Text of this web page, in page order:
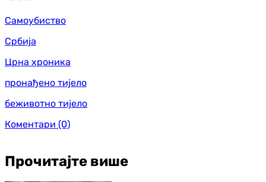
Самоубиство
Србија
Црна хроника
пронађено тијело
беживотно тијело
Коментари (0)
Прочитајте више